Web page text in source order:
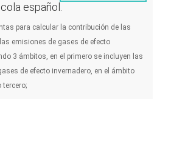
español.
para calcular la contribución de las
emisiones de gases de efecto
3 ámbitos, en el primero se incluyen las
de efecto invernadero, en el ámbito
tercero;